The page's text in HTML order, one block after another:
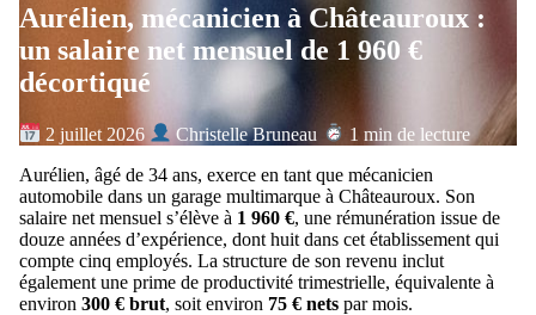
Aurélien, mécanicien à Châteauroux :
un salaire net mensuel de 1 960 €
décortiqué
2 juillet 2026 Christelle Bruneau
1 min de lecture
Aurélien, âgé de 34 ans, exerce en tant que mécanicien
automobile dans un garage multimarque à Châteauroux. Son
salaire net mensuel s’élève à 1 960 €, une rémunération issue de
douze années d’expérience, dont huit dans cet établissement qui
compte cinq employés. La structure de son revenu inclut
également une prime de productivité trimestrielle, équivalente à
environ 300 € brut, soit environ 75 € nets par mois.